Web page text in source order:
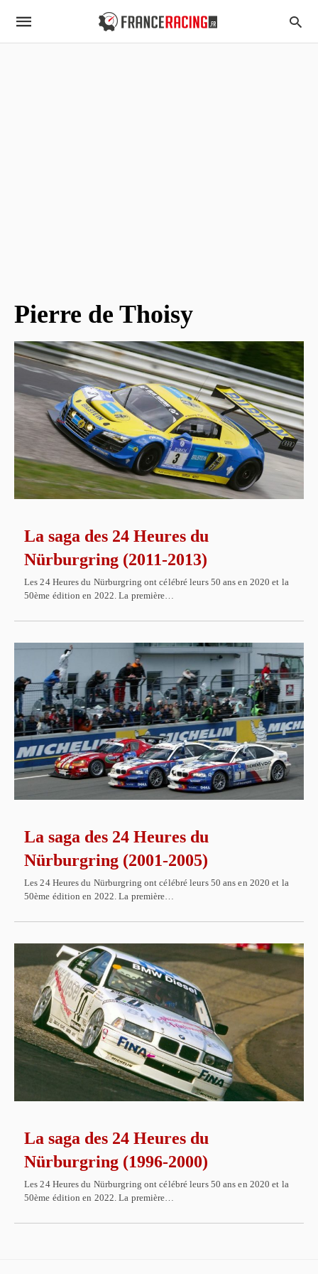
Pierre de Thoisy
La saga des 24 Heures du
Nürburgring (2011-2013)
Les 24 Heures du Nürburgring ont célébré leurs 50 ans en 2020 et la
50ème édition en 2022. La première…
La saga des 24 Heures du
Nürburgring (2001-2005)
Les 24 Heures du Nürburgring ont célébré leurs 50 ans en 2020 et la
50ème édition en 2022. La première…
La saga des 24 Heures du
Nürburgring (1996-2000)
Les 24 Heures du Nürburgring ont célébré leurs 50 ans en 2020 et la
50ème édition en 2022. La première…